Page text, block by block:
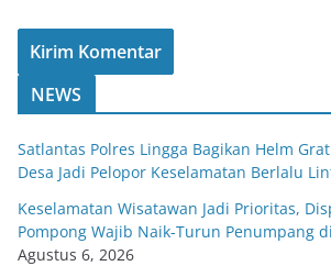
NEWS
Satlantas Polres Lingga Bagikan Helm
Desa Jadi Pelopor Keselamatan Berlalu
Keselamatan Wisatawan Jadi Prioritas,
Pompong Wajib Naik-Turun Penumpang
Agustus 6, 2026